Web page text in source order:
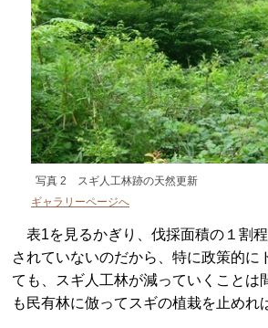
写真 2 スギ人工林跡の天然更新
ギャラリーページへ
表1を見るかぎり、伐採面積の１割
されていないのだから、特に政策的に
ても、スギ人工林が減っていくことは
も民有林に倣ってスギの植栽を止めれ